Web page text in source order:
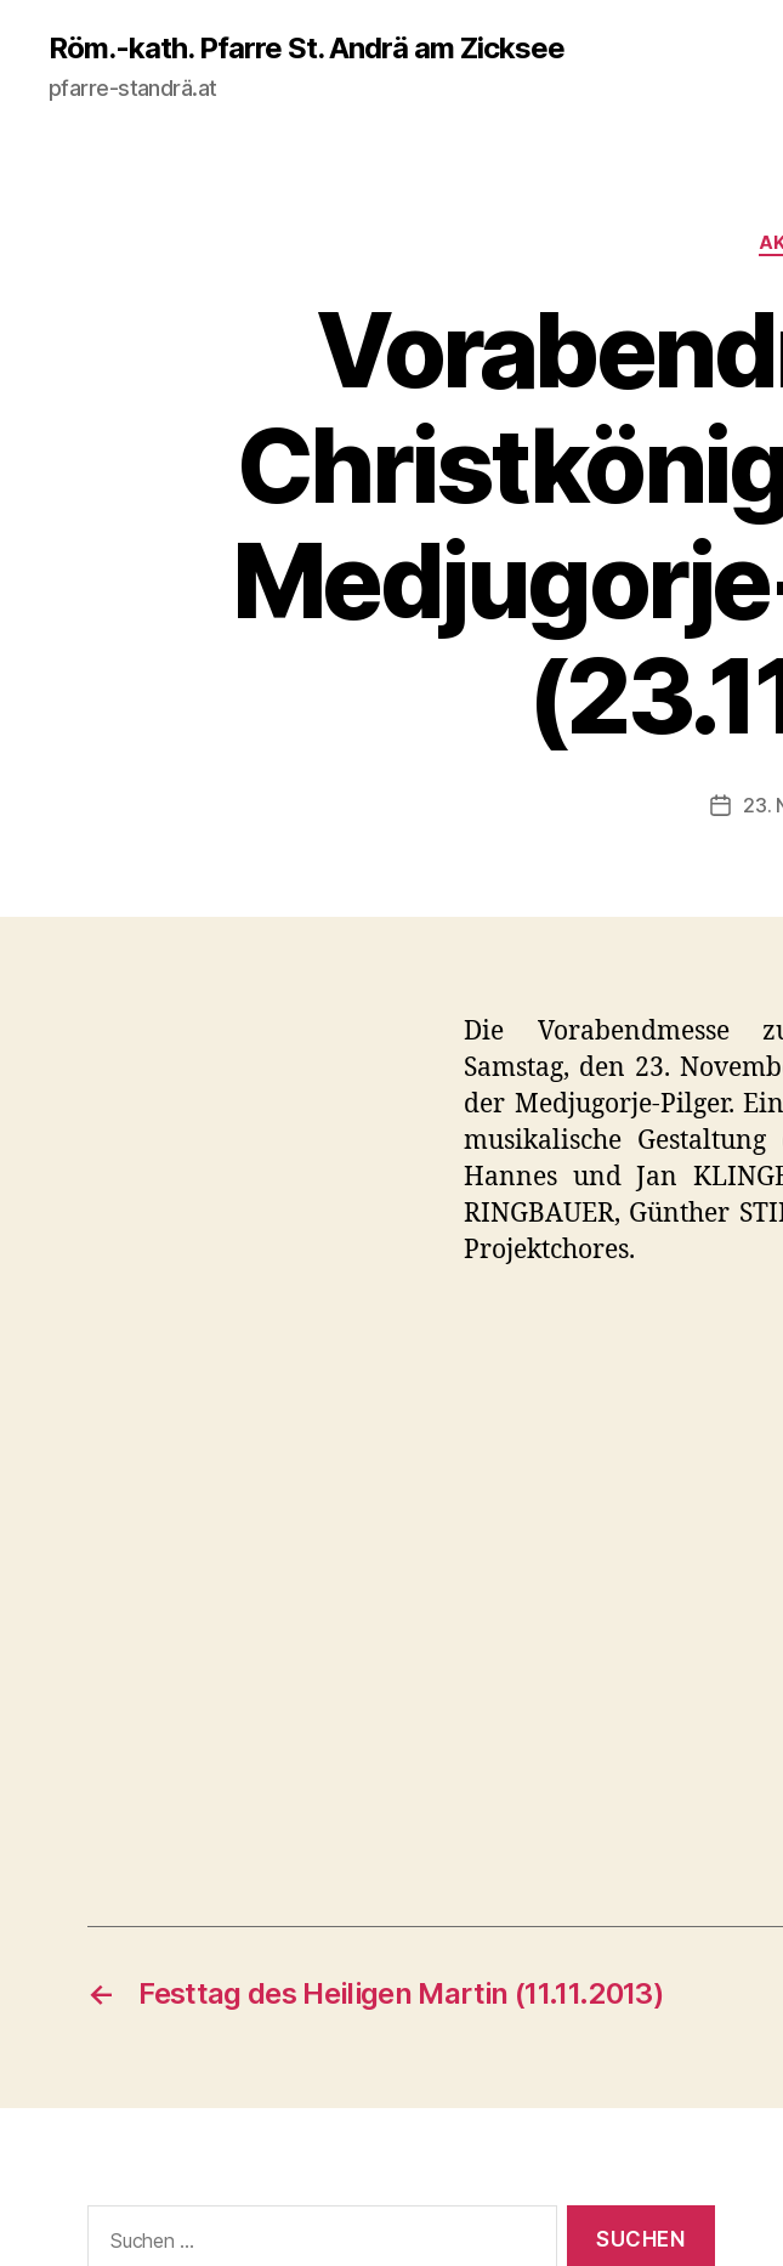
Röm.-kath. Pfarre St. Andrä am Zicksee
pfarre-standrä.at
23.
Die Vorabendmesse
Samstag, den 23.
der Medjugorje-Pilger.
musikalische
Hannes und Jan
RINGBAUER, Günther
Projektchores.
← Festtag des Heiligen Martin (11.11.2013)
nach: